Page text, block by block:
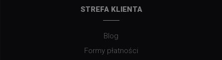
STREFA KLIENTA
Blog
Formy płatności